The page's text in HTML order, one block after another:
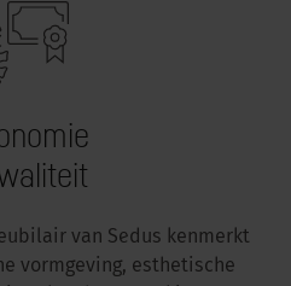
van Sedus kenmerkt
vormgeving, esthetische